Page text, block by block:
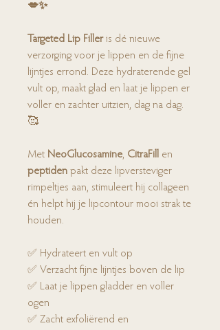
💋✨
Targeted Lip Filleris dé nieuwe
verzorging voor je lippen en de fijne
lijntjes errond. Deze hydraterende gel
vult op, maakt glad en laat je lippen er
voller en zachter uitzien, dag na dag.
🥰
Met NeoGlucosamine, CitraFill
en
peptiden pakt deze lipversteviger
rimpeltjes aan, stimuleert hij collageen
én helpt hij je lipcontour mooi strak te
houden.
✅ Hydrateert en vult op
✅ Verzacht fijne lijntjes boven de lip
✅ Laat je lippen gladder en voller
ogen
✅ Zacht exfoliërend en